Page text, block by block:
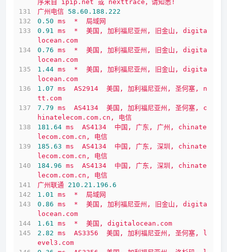
序来自 ipip.net 或 nexttrace，请知悉!
广州电信 58.60 .188 .222
0.50 ms *
局域网
0.91
ms * 美国, 加利福尼亚州, 旧金山,
digita
locean.com
0.76 ms * 美国, 加利福尼亚州, 旧金山,
digita
locean.com
1.44 ms * 美国, 加利福尼亚州, 旧金山,
digita
locean.com
1.07 ms AS2914 美国, 加利福尼亚州, 圣何塞,
n
tt.com
7.79 ms AS4134 美国, 加利福尼亚州, 圣何塞,
c
hinatelecom.com.cn,
电信
181.64 ms AS4134 中国, 广东, 广州,
chinate
lecom.com.cn,
电信
185.63 ms AS4134 中国, 广东, 深圳,
chinate
lecom.com.cn,
电信
184.96 ms AS4134 中国, 广东, 深圳,
chinate
lecom.com.cn,
电信
广州联通
210.21 .196 .6
1.01
ms *
局域网
0.86 ms * 美国, 加利福尼亚州, 旧金山,
digita
locean.com
1.61
ms * 美国,
digitalocean.com
2.82 ms AS3356 美国, 加利福尼亚州, 圣何塞,
l
evel3.com